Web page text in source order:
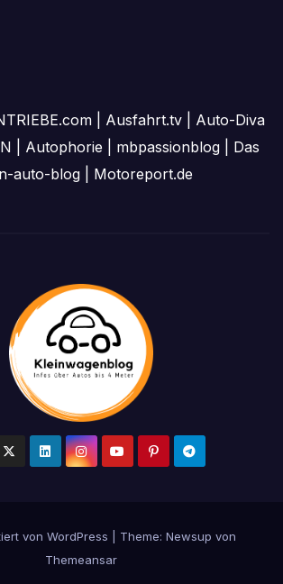
Ausfahrt.tv
Auto-Diva
Autophorie mbpassionblog
Das
auto-blog Motoreport.de
von WordPress
Theme: Newsup von
Themeansar